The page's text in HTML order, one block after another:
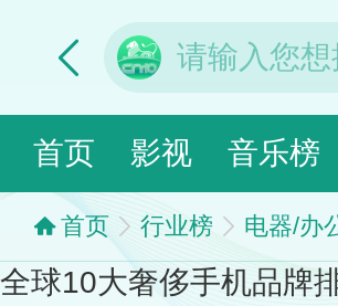
首页 影视 音乐榜
首页 行业榜 电器/办
全球10大奢侈手机品牌